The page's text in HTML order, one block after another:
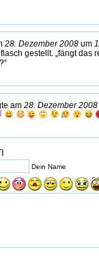
28. Dezember 2008 um
gestellt. „fängt das
am 28. Dezember 2008
Dein Name